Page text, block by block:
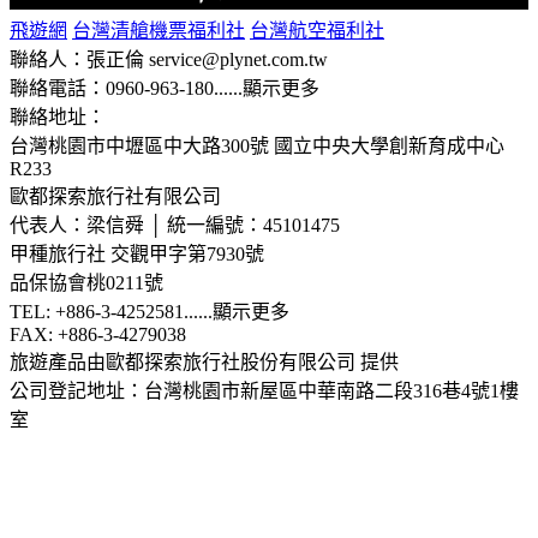
飛遊網 台灣清艙機票福利社 台灣航空福利社
聯絡人：張正倫 service@plynet.com.tw
聯絡電話：0960-963-180......顯示更多
聯絡地址：
台灣桃園市中壢區中大路300號 國立中央大學創新育成中心
R233
歐都探索旅行社有限公司
代表人：梁信舜 │ 統一編號：45101475
甲種旅行社 交觀甲字第7930號
品保協會桃0211號
TEL: +886-3-4252581 ......顯示更多
FAX: +886-3-4279038
旅遊產品由歐都探索旅行社股份有限公司 提供
公司登記地址：台灣桃園市新屋區中華南路二段316巷4號1樓
室